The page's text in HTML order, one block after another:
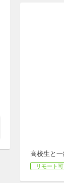
高校生と
リモート可